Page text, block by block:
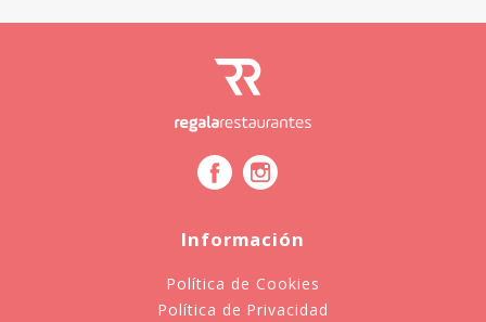
Información
Política de Cookies
Política de Privacidad